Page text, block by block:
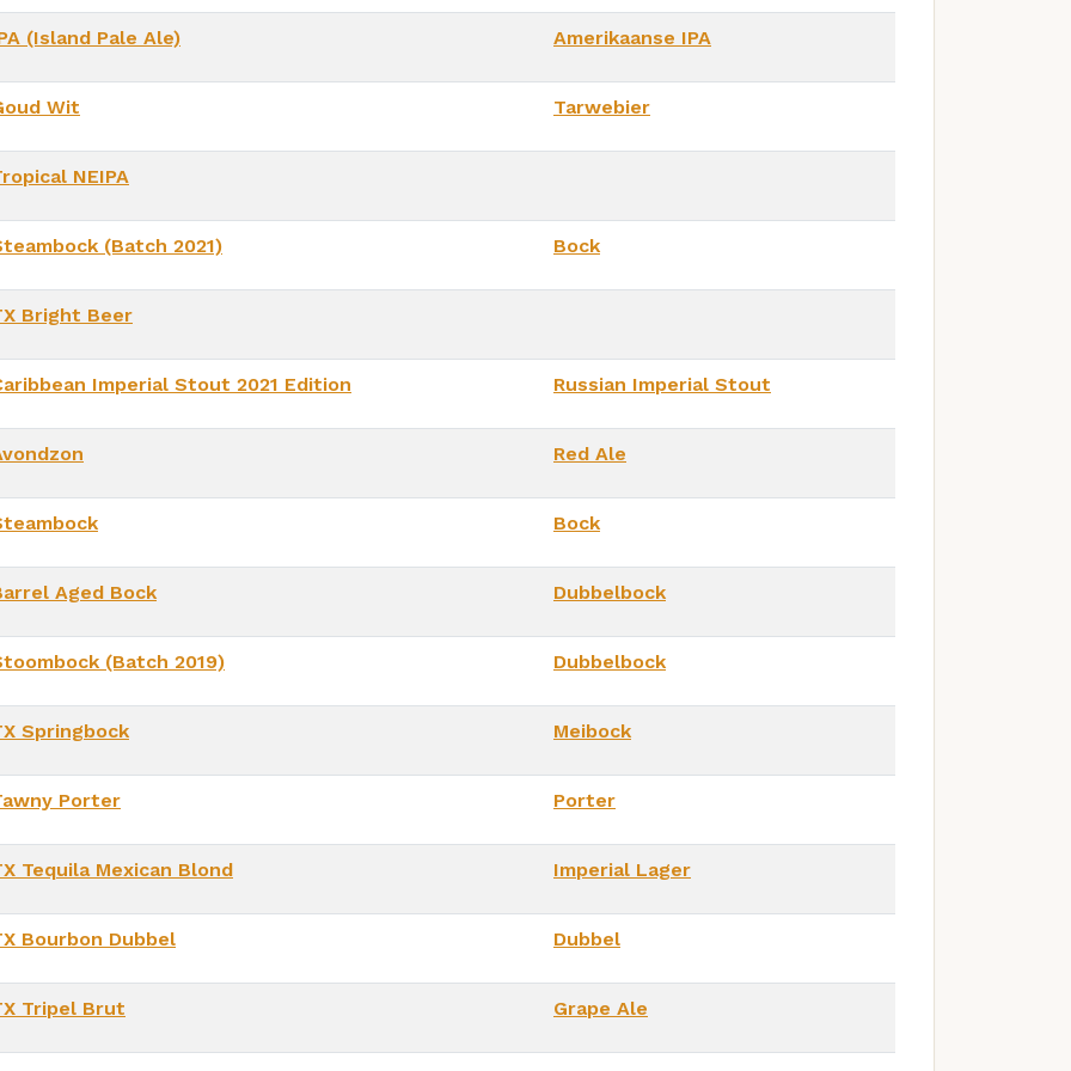
(Island Pale Ale) Amerikaanse IPA
Wit Tarwebier
NEIPA
(Batch 2021) Bock
Bright Beer
Imperial Stout 2021 Edition Russian Imperial Stout
Red Ale
Bock
Aged Bock Dubbelbock
(Batch 2019) Dubbelbock
Springbock Meibock
Porter Porter
Tequila Mexican Blond Imperial Lager
Bourbon Dubbel Dubbel
Tripel Brut Grape Ale